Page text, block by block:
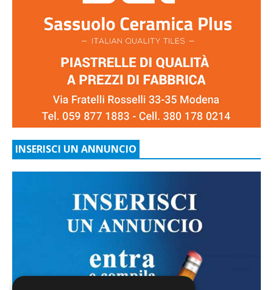
INSERISCI UN ANNUNCIO